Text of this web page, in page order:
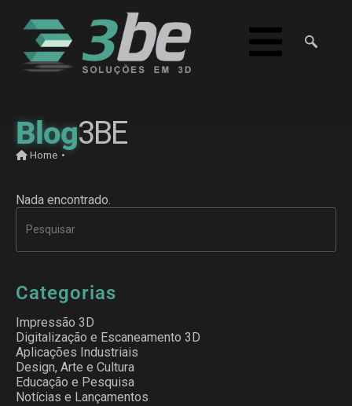
Blog3BE
Home •
Nada encontrado.
Categorias
Impressão 3D
Digitalização e Escaneamento 3D
Aplicações Industriais
Design, Arte e Cultura
Educação e Pesquisa
Notícias e Lançamentos